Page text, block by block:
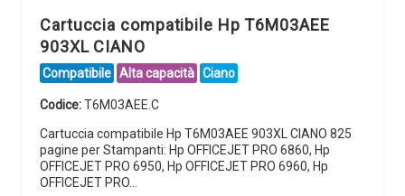
Cartuccia compatibile Hp T6M03AEE
903XL CIANO
Compatibile Alta capacità Ciano
Codice:T6M03AEE.C
Cartuccia compatibile Hp T6M03AEE 903XL CIANO 825
pagine per Stampanti: Hp OFFICEJET PRO 6860, Hp
OFFICEJET PRO 6950, Hp OFFICEJET PRO 6960, Hp
OFFICEJET PRO…